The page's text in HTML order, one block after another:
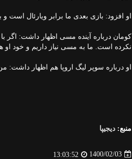
او افزود: بازی بعدی ما برابر ویارئال
کومان درباره آینده مسی اظهار داشت: اگر
نکرده است. ما به مسی نیاز داریم و خود
او درباره سوپر لیگ اروپا هم اظهار داشت:
منبع: دیجیپا
1400/02/03
13:03:52